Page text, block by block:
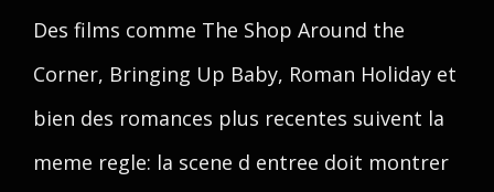
Des films comme The Shop Around the
Corner, Bringing Up Baby, Roman Holiday et
bien des romances plus recentes suivent la
meme regle: la scene d entree doit montrer